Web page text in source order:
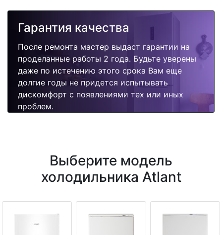
Гарантия качества
После ремонта мастер выдаст гарантии на
проделанные работы 2 года. Будьте уверены
даже по истечению этого срока Вам еще
долгие годы не придется испытывать
дискомфорт с появлениями тех или иных
проблем.
Выберите модель
холодильника Atlant